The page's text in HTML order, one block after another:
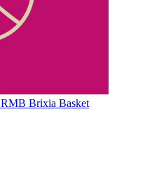
RMB Brixia Basket